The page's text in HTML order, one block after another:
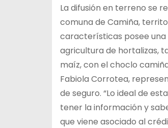
La difusión en terreno se
comuna de Camiña,
características posee una
agricultura de hortalizas,
maíz, con el choclo
Fabiola Corrotea,
de seguro. “Lo ideal de
tener la información y
que viene asociado al